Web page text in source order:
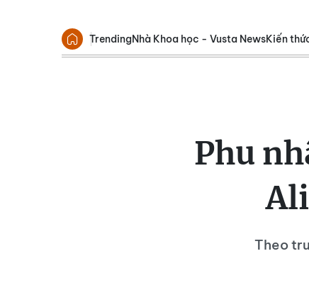
TrendingNhà Khoa học - Vusta NewsKiến
Phu
Theo